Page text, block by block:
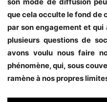
son mode de diffusion
que cela occulte le fond de
par son engagement et
plusieurs questions de
avons voulu nous faire
phénomène, qui, sous
ramène à nos propres